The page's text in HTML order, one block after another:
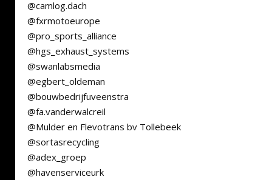
@camlog.dach
@fxrmotoeurope
@pro_sports_alliance
@hgs_exhaust_systems
@swanlabsmedia
@egbert_oldeman
@bouwbedrijfuveenstra
@fa.vanderwalcreil
@Mulder en Flevotrans bv Tollebeek
@sortasrecycling
@adex_groep
@havenserviceurk